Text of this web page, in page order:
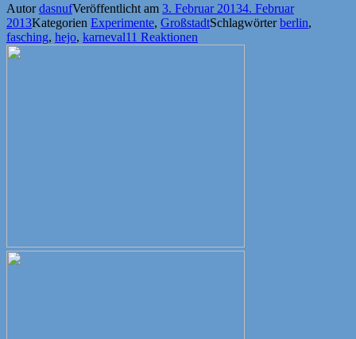
AutordasnufVeröffentlicht am 3. Februar 20134. Februar
2013Kategorien Experimente, GroßstadtSchlagwörterberlin,
fasching, hejo, karneval11 Reaktionen